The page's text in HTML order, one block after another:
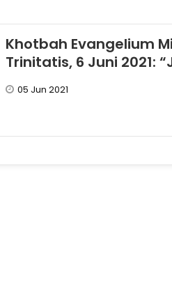
Khotbah Evangelium
Trinitatis, 6 Juni 2021: “Jangan Menghujat
Roh Kudus” (Mark. 3:
05 Jun 2021